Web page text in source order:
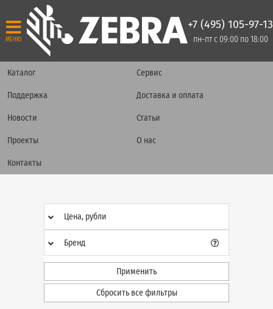
МЕНЮ
+7 (495) 105-97-13
пн-пт с 09:00 по 18:00
Каталог Сервис
Поддержка Доставка и оплата
Новости Статьи
Проекты О нас
Контакты
Цена, рубли
Бренд
Применить
Сбросить все фильтры